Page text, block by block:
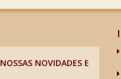
NOVIDADES E